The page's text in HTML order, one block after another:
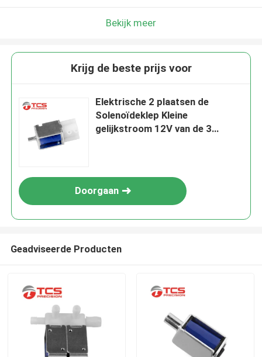
Bekijk meer
Krijg de beste prijs voor
Elektrische 2 plaatsen de
Solenoïdeklep Kleine
gelijkstroom 12V van de 3
Doorgaan
Geadviseerde Producten